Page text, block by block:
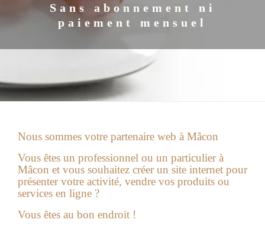
Sans abonnement ni
paiement mensuel
Nous sommes votre partenaire web à Mâcon
Vous êtes un professionnel ou un particulier à
Mâcon et vous souhaitez créer un site internet pour
présenter votre activité, vendre vos produits ou
services en ligne ?
Vous êtes au bon endroit !